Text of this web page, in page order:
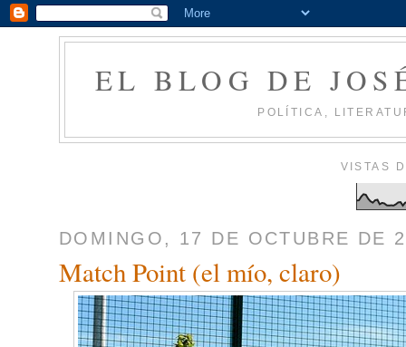
EL BLOG DE
POLÍTICA,
VISTAS
DOMINGO, 17 DE OCTUBRE DE
Match Point (el mío, claro)